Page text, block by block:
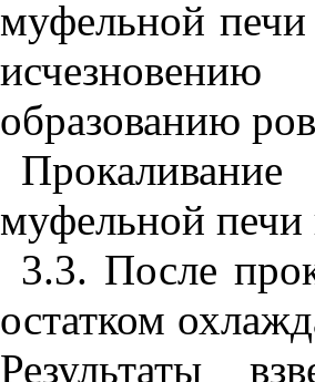
муфельной
образованию
муфельной печи
3.3. После
остатком
Результаты